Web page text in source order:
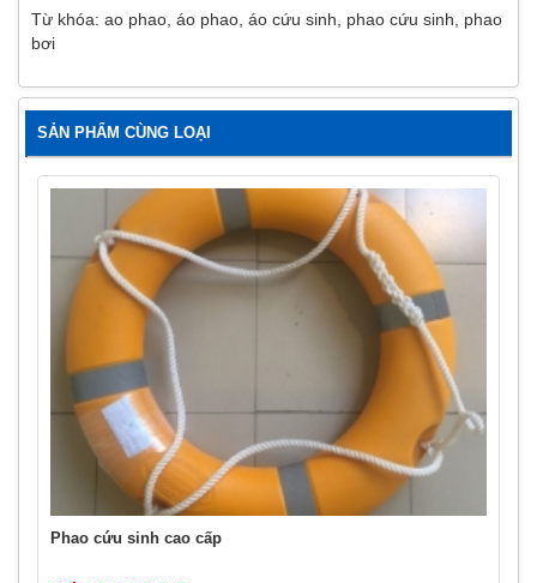
Từ khóa: ao phao áo phao áo cứu sinh phao cứu sinh
phao
bơi
SẢN PHẨM CÙNG LOẠI
Phao cứu sinh cao cấp